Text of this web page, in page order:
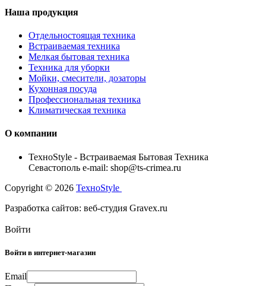
Наша продукция
Отдельностоящая техника
Встраиваемая техника
Мелкая бытовая техника
Техника для уборки
Мойки, смесители, дозаторы
Кухонная посуда
Профессиональная техника
Климатическая техника
О компании
TexноStyle - Встраиваемая Бытовая Техника
Севастополь e-mail: shop@ts-crimea.ru
Copyright © 2026 TexноStyle
Разработка сайтов: веб-студия Gravex.ru
Войти
Войти в интернет-магазин
Email